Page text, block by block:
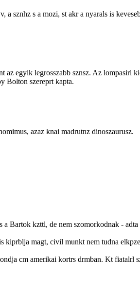
a sznhz s a mozi, st akr a nyarals is
egyik legrosszabb sznsz. Az lompasirl
Bolton szereprt kapta.
azaz knai madrutnz dinoszaurusz.
Bartok kzttl, de nem szomorkodnak - adta
kiprblja magt, civil munkt nem tudna
cm amerikai kortrs drmban. Kt fiatalrl